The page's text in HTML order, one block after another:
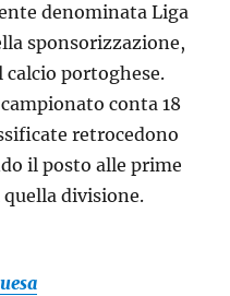
denominata Liga
sponsorizzazione,
calcio portoghese.
conta 18
retrocedono
il posto alle prime
divisione.